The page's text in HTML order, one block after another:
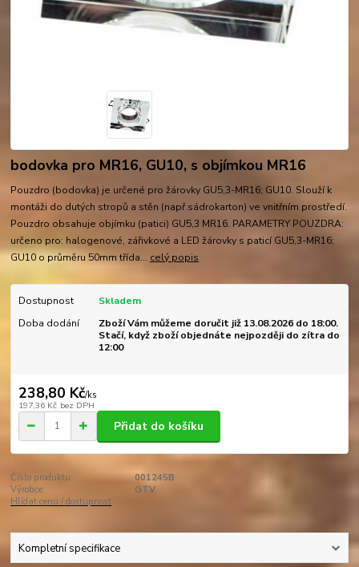
bodovka pro MR16, GU10, s objímkou MR16
Pouzdro (bodovka) je určené pro žárovky GU5,3-MR16; GU10. Slouží k
montáži do dutých stropů a stěn (např.sádrokarton) ve vnitřním prostředí.
Pouzdro obsahuje objímku (patici) GU5,3 MR16. PARAMETRY POUZDRA:
určeno pro: halogenové, zářivkové a LED žárovky s paticí GU5,3-MR16;
GU10 o průměru 50mm třída... celý popis
Dostupnost
Skladem
Doba dodání
Zboží Vám můžeme doručit již 13.08.2026 do 18:00.
Stačí, když zboží objednáte nejpozději do zítra do
12:00
238,80 Kč/ks
197,36 Kč bez DPH
Přidat do košíku
Číslo produktu:
001245B
Výrobce:
GTV
Hlídat cenu / dostupnost
Kompletní specifikace